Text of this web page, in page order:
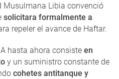
Musulmana Libia convenció
solicitara formalmente a
repeler el avance de Haftar.
hasta ahora consiste en
y un suministro constante de
cohetes antitanque y